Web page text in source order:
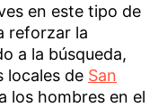
en este tipo de
reforzar la
a la búsqueda,
locales de San
los hombres en el